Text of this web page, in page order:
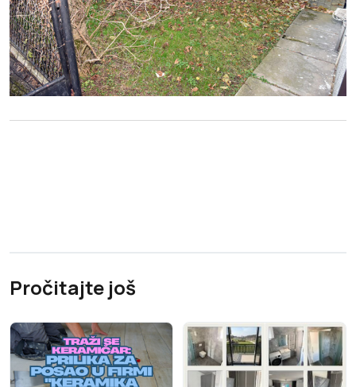
Pročitajte još